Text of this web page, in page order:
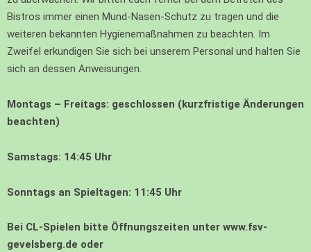
Bistros immer einen Mund-Nasen-Schutz zu tragen und die
weiteren bekannten Hygienemaßnahmen zu beachten. Im
Zweifel erkundigen Sie sich bei unserem Personal und halten Sie
sich an dessen Anweisungen.
Montags – Freitags: geschlossen (kurzfristige Änderungen
beachten)
Samstags: 14:45 Uhr
Sonntags an Spieltagen: 11:45 Uhr
Bei CL-Spielen bitte Öffnungszeiten unter www.fsv-
gevelsberg.de oder